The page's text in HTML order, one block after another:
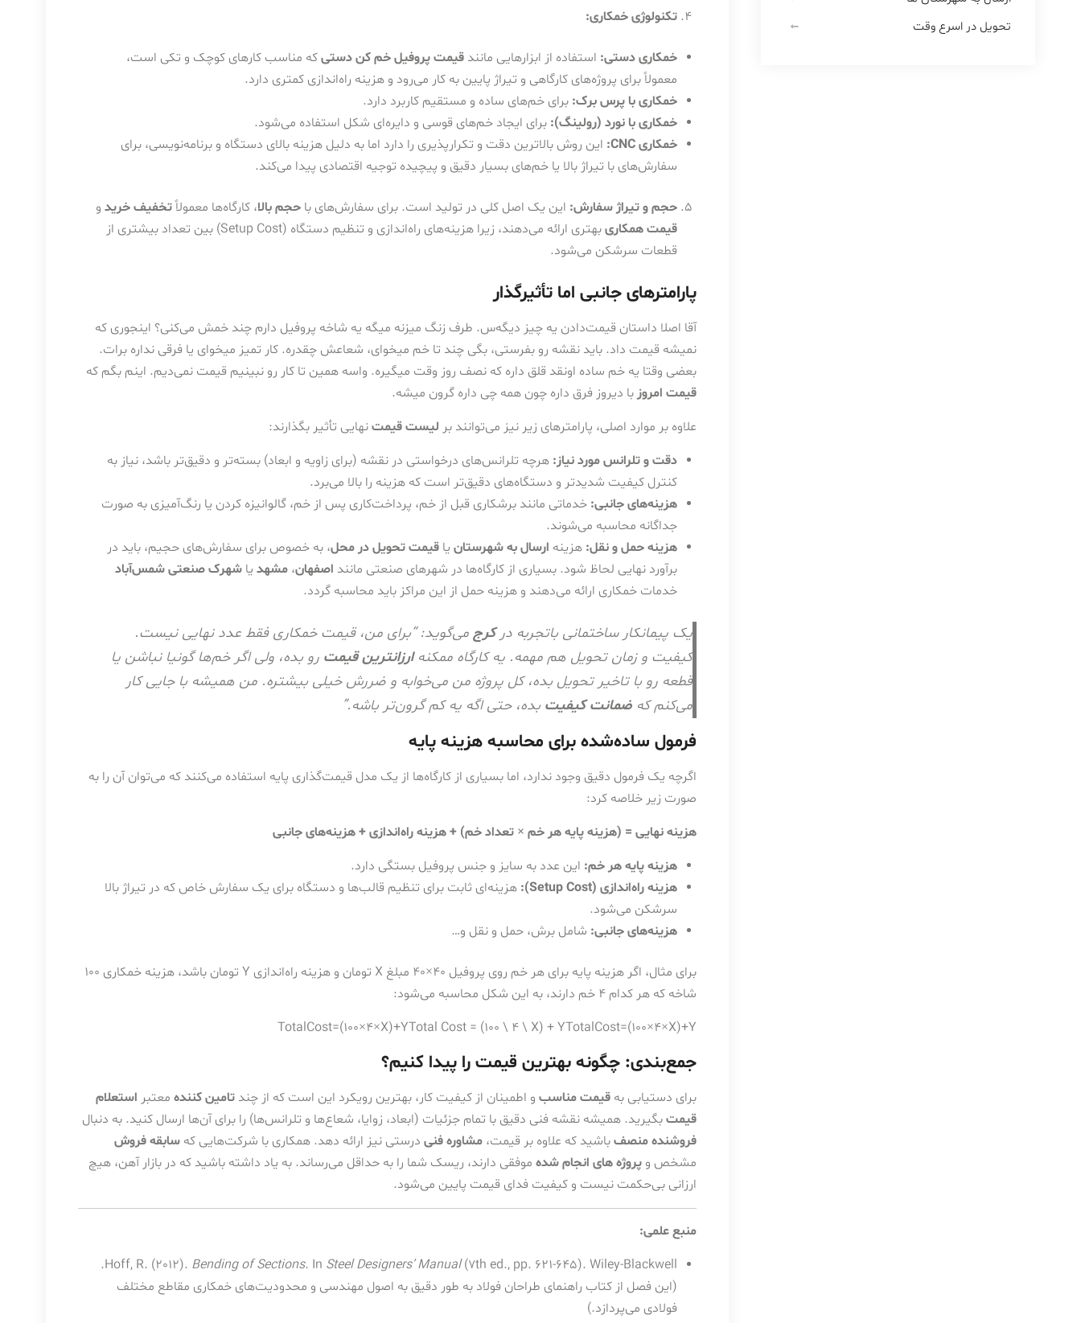
تکنولوژی خمکاری:
خمکاری دستی: استفاده از ابزارهایی مانند قیمت پروفیل خم کن دستیکه مناسب کارهای کوچک و تکی است،
معمولاً برای پروژه‌های کارگاهی و تیراژ پایین به کار می‌رود و هزینه راه‌اندازی کمتری دارد.
خمکاری با پرس برک: برای خم‌های ساده و مستقیم کاربرد دارد.
خمکاری با نورد (رولینگ): برای ایجاد خم‌های قوسی و دایره‌ای شکل استفاده می‌شود.
خمکاری CNC:
این روش بالاترین دقت و تکرارپذیری را دارد اما به دلیل هزینه بالای دستگاه و برنامه‌نویسی، برای
سفارش‌های با تیراژ بالا یا خم‌های بسیار دقیق و پیچیده توجیه اقتصادی پیدا می‌کند.
حجم و تیراژ سفارش: این یک اصل کلی در تولید است. برای سفارش‌های با حجم بالا، کارگاه‌ها معمولاًتخفیف خرید و
قیمت همکاری
بهتری ارائه می‌دهند، زیرا هزینه‌های راه‌اندازی و تنظیم دستگاه (Setup Cost) بین تعداد بیشتری از
قطعات سرشکن می‌شود.
پارامترهای جانبی اما تأثیرگذار
آقا اصلا داستان قیمت‌دادن یه چیز دیگه‌س. طرف زنگ میزنه میگه یه شاخه پروفیل دارم چند خمش می‌کنی؟ اینجوری که
نمیشه قیمت داد. باید نقشه رو بفرستی، بگی چند تا خم میخوای، شعاعش چقدره. کار تمیز میخوای یا فرقی نداره برات.
بعضی وقتا یه خم ساده اونقد قلق داره که نصف روز وقت میگیره. واسه همین تا کار رو نبینیم قیمت نمی‌دیم. اینم بگم که
قیمت امروزبا دیروز فرق داره چون همه چی داره گرون میشه.
علاوه بر موارد اصلی، پارامترهای زیر نیز می‌توانند بر لیست قیمتنهایی تأثیر بگذارند:
دقت و تلرانس مورد نیاز: هرچه تلرانس‌های درخواستی در نقشه (برای زاویه و ابعاد) بسته‌تر و دقیق‌تر باشد، نیاز به
کنترل کیفیت شدیدتر و دستگاه‌های دقیق‌تر است که هزینه را بالا می‌برد.
هزینه‌های جانبی: خدماتی مانند برشکاری قبل از خم، پرداخت‌کاری پس از خم، گالوانیزه کردن یا رنگ‌آمیزی به صورت
جداگانه محاسبه می‌شوند.
هزینه حمل و نقل: هزینه ارسال به شهرستان یا قیمت تحویل در محل، به خصوص برای سفارش‌های حجیم، باید در
برآورد نهایی لحاظ شود. بسیاری از کارگاه‌ها در شهرهای صنعتی مانند اصفهان، مشهد یا شهرک صنعتی شمس‌آباد
خدمات خمکاری ارائه می‌دهند و هزینه حمل از این مراکز باید محاسبه گردد.
یک پیمانکار ساختمانی باتجربه درکرج می‌گوید: “برای من، قیمت خمکاری فقط عدد نهایی نیست.
کیفیت و زمان تحویل هم مهمه. یه کارگاه ممکنهارزانترین قیمت رو بده، ولی اگر خم‌ها گونیا نباشن یا
قطعه رو با تاخیر تحویل بده، کل پروژه من می‌خوابه و ضررش خیلی بیشتره. من همیشه با جایی کار
می‌کنم که ضمانت کیفیت بده، حتی اگه یه کم گرون‌تر باشه.”
فرمول ساده‌شده برای محاسبه هزینه پایه
اگرچه یک فرمول دقیق وجود ندارد، اما بسیاری از کارگاه‌ها از یک مدل قیمت‌گذاری پایه استفاده می‌کنند که می‌توان آن را به
صورت زیر خلاصه کرد:
هزینه نهایی = (هزینه پایه هر خم × تعداد خم) + هزینه راه‌اندازی + هزینه‌های جانبی
هزینه پایه هر خم: این عدد به سایز و جنس پروفیل بستگی دارد.
هزینه راه‌اندازی (Setup Cost):
هزینه‌ای ثابت برای تنظیم قالب‌ها و دستگاه برای یک سفارش خاص که در تیراژ بالا
سرشکن می‌شود.
هزینه‌های جانبی: شامل برش، حمل و نقل و…
برای مثال، اگر هزینه پایه برای هر خم روی پروفیل 40×40 مبلغ X تومان و هزینه راه‌اندازی Y تومان باشد، هزینه خمکاری 100
شاخه که هر کدام 4 خم دارند، به این شکل محاسبه می‌شود:
TotalCost=(100×4×X)+YTotal Cost = (100 \ 4 \ X) + YTotalCost=(100×4×X)+Y
جمع‌بندی: چگونه بهترین قیمت را پیدا کنیم؟
برای دستیابی به قیمت مناسب و اطمینان از کیفیت کار، بهترین رویکرد این است که از چند تامین کننده معتبر استعلام
قیمتبگیرید. همیشه نقشه فنی دقیق با تمام جزئیات (ابعاد، زوایا، شعاع‌ها و تلرانس‌ها) را برای آن‌ها ارسال کنید. به دنبال
فروشنده منصفباشید که علاوه بر قیمت، مشاوره فنی درستی نیز ارائه دهد. همکاری با شرکت‌هایی که سابقه فروش
مشخص و پروژه های انجام شده موفقی دارند، ریسک شما را به حداقل می‌رساند. به یاد داشته باشید که در بازار آهن، هیچ
ارزانی بی‌حکمت نیست و کیفیت فدای قیمت پایین می‌شود.
منبع علمی:
Hoff, R. (2012). Bending of Sections. In Steel Designers’ Manual
(7th ed., pp. 621-645). Wiley-Blackwell.
(این فصل از کتاب راهنمای طراحان فولاد به طور دقیق به اصول مهندسی و محدودیت‌های خمکاری مقاطع مختلف
فولادی می‌پردازد.)
تحویل در اسرع وقت